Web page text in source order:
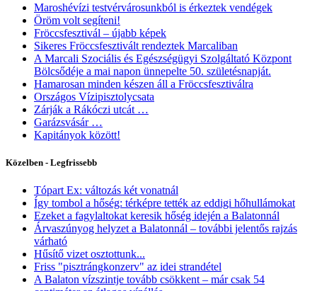
Maroshévízi testvérvárosunkból is érkeztek vendégek
Öröm volt segíteni!
Fröccsfesztivál – újabb képek
Sikeres Fröccsfesztivált rendeztek Marcaliban
A Marcali Szociális és Egészségügyi Szolgáltató Központ
Bölcsődéje a mai napon ünnepelte 50. születésnapját.
Hamarosan minden készen áll a Fröccsfesztiválra
Országos Vízipisztolycsata
Zárják a Rákóczi utcát …
Garázsvásár …
Kapitányok között!
Közelben - Legfrissebb
Tópart Ex: változás két vonatnál
Így tombol a hőség: térképre tették az eddigi hőhullámokat
Ezeket a fagylaltokat keresik hőség idején a Balatonnál
Árvaszúnyog helyzet a Balatonnál – további jelentős rajzás
várható
Hűsítő vizet osztottunk...
Friss "pisztrángkonzerv" az idei strandétel
A Balaton vízszintje tovább csökkent – már csak 54